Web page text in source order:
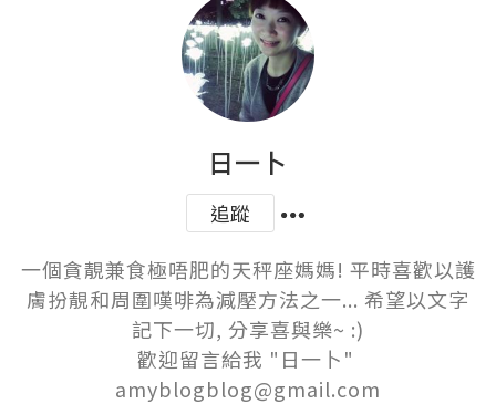
日一卜
追蹤
一個貪靚兼食極唔肥的天秤座媽媽! 平時喜歡以護
膚扮靚和周圍嘆啡為減壓方法之一... 希望以文字
記下一切, 分享喜與樂~ :)
歡迎留言給我 "日一卜"
amyblogblog@gmail.com